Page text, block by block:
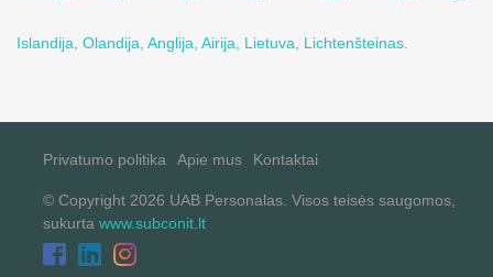
Islandija, Olandija, Anglija, Airija, Lietuva, Lichtenšteinas.
Privatumo politika Apie mus Kontaktai
© Copyright 2026 UAB Personalas. Visos teisės saugomos,
sukurta www.subconit.lt